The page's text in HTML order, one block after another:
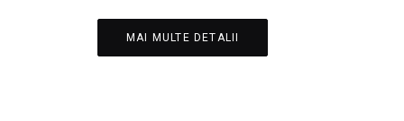
MAI MULTE DETALII